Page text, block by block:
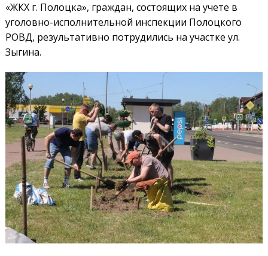
«ЖКХ г. Полоцка», граждан, состоящих на учете в
уголовно-исполнительной инспекции Полоцкого
РОВД, результативно потрудились на участке ул.
Зыгина.